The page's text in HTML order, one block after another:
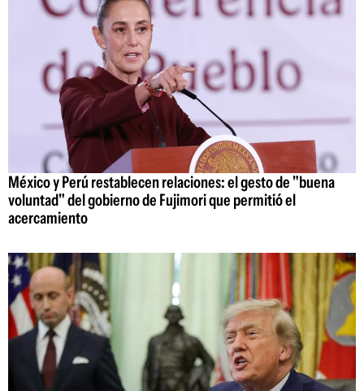
México y Perú restablecen relaciones: el gesto de "buena
voluntad" del gobierno de Fujimori que permitió el
acercamiento